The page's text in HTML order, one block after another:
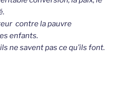
contre la pauvre
enfants.
ne savent pas ce qu’ils font.